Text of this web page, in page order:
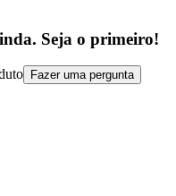
Seja o primeiro!
Fazer uma pergunta